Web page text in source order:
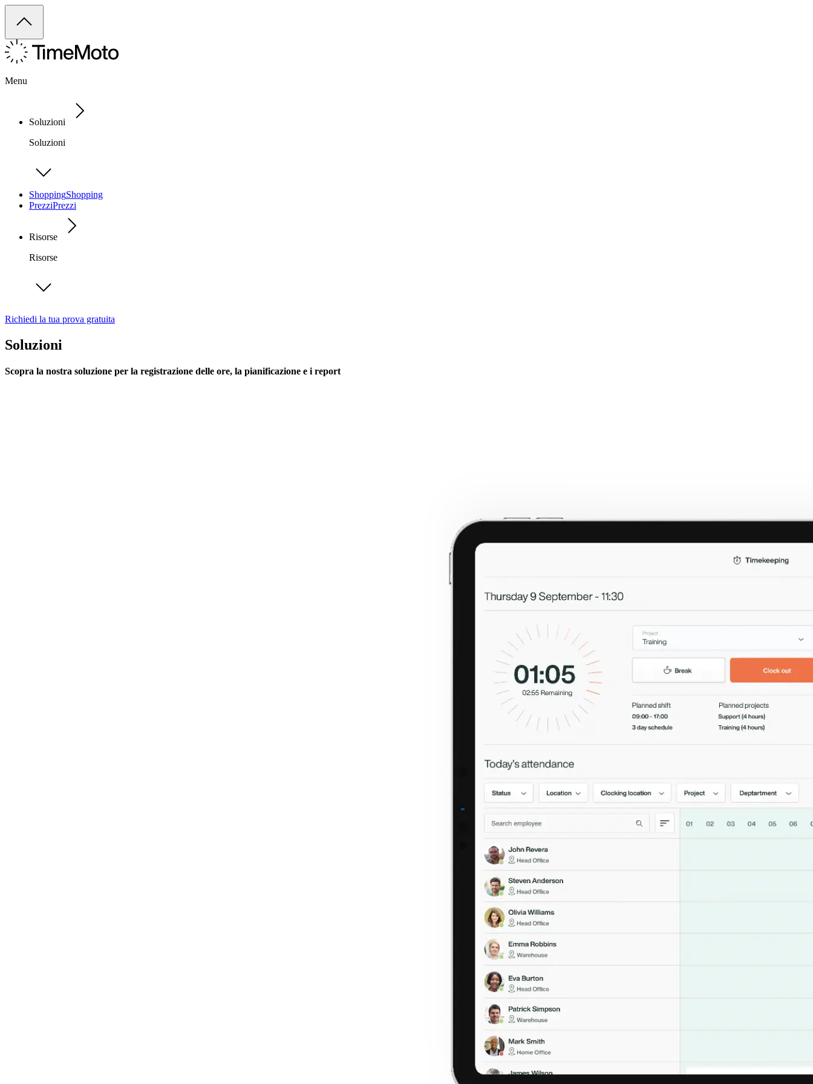
Menu
Soluzioni
Soluzioni
ShoppingShopping
PrezziPrezzi
Risorse
Risorse
Richiedi la tua prova gratuita
Soluzioni
Scopra la nostra soluzione per la registrazione delle ore, la pianificazione e i report